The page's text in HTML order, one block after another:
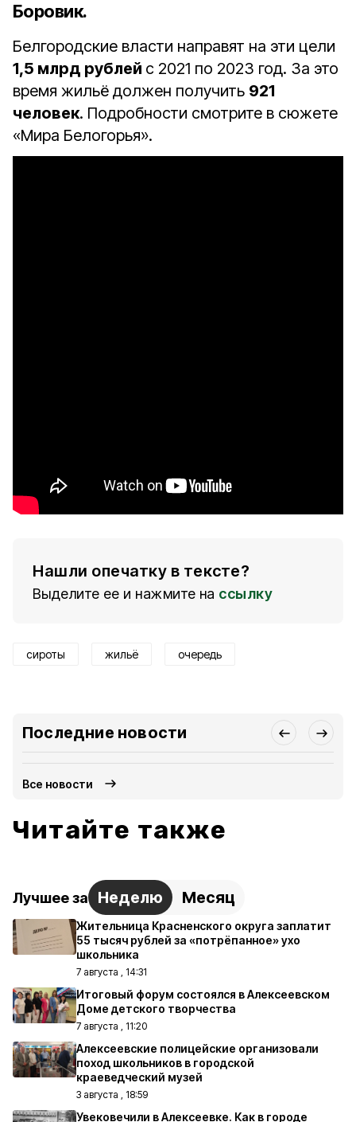
Боровик.
Белгородские власти направят на эти цели
1,5 млрд рублей с 2021 по 2023 год. За это
время жильё должен получить 921
человек. Подробности смотрите в сюжете
«Мира Белогорья».
Нашли опечатку в тексте?
Выделите ее и нажмите на ссылку
сироты жильё очередь
Последние новости
Все новости
Читайте также
Лучшее за Неделю Месяц
Жительница Красненского округа заплатит
55 тысяч рублей за «потрёпанное» ухо
школьника
7 августа , 14:31
Итоговый форум состоялся в Алексеевском
Доме детского творчества
7 августа , 11:20
Алексеевские полицейские организовали
поход школьников в городской
краеведческий музей
3 августа , 18:59
Увековечили в Алексеевке. Как в городе